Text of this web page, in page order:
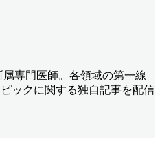
専門医師。各領域の第一線
ックに関する独自記事を配信